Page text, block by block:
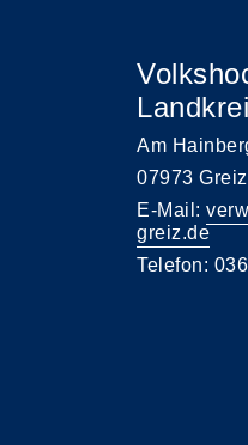
Am
07973 Greiz
E-Mail:
greiz.de
Telefon: